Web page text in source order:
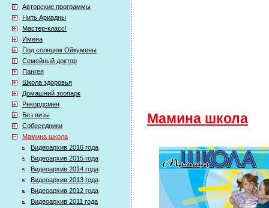
Авторские программы
Нить Ариадны
Мастер-класс!
Имена
Под солнцем Ойкумены
Семейный доктор
Пангея
Школа здоровья
Домашний зоопарк
Рекордсмен
Без визы
Собеседники
Мамина школа
Видеоархив 2016 года
Видеоархив 2015 года
Видеоархив 2014 года
Видеоархив 2013 года
Видеоархив 2012 года
Видеоархив 2011 года
Мамина школа